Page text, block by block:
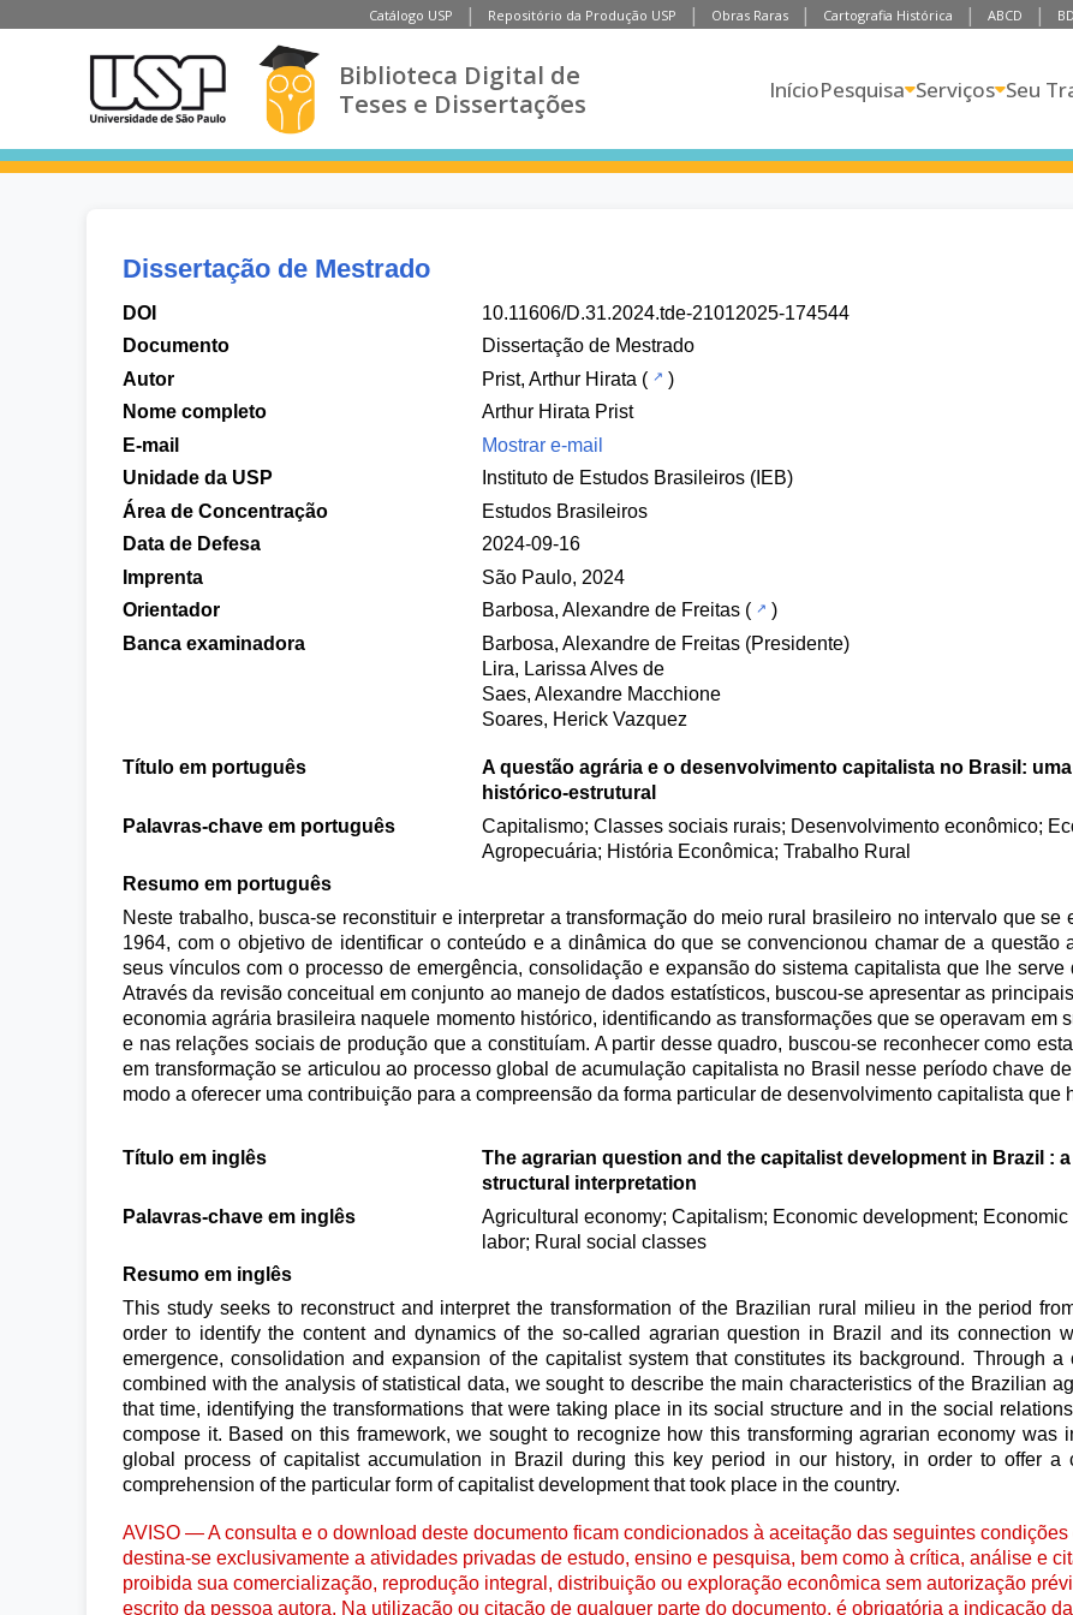
Catálogo USP Repositório da Produção USP Obras Raras Cartografia Histórica ABCD
Biblioteca Digital de
Teses e Dissertações
InícioPesquisa Serviços Seu
Dissertação de Mestrado
DOI
10.11606/D.31.2024.tde-21012025-174544
Documento
Dissertação de Mestrado
Autor
Prist, Arthur Hirata (
)
Nome completo
Arthur Hirata Prist
E-mail
Mostrar e-mail
Unidade da USP
Instituto de Estudos Brasileiros (IEB)
Área de Concentração
Estudos Brasileiros
Data de Defesa
2024-09-16
Imprenta
São Paulo, 2024
Orientador
Barbosa, Alexandre de Freitas (
)
Banca examinadora
Barbosa, Alexandre de Freitas (Presidente)
Lira, Larissa Alves de
Saes, Alexandre Macchione
Soares, Herick Vazquez
Título em português
A questão agrária e o desenvolvimento capitalista no Brasil:
histórico-estrutural
Palavras-chave em português
Capitalismo; Classes sociais rurais; Desenvolvimento econômico;
Agropecuária; História Econômica; Trabalho Rural
Resumo em português
Neste trabalho, busca-se reconstituir e interpretar a transformação do meio rural brasileiro no intervalo que se
1964, com o objetivo de identificar o conteúdo e a dinâmica do que se convencionou chamar de a questão
seus vínculos com o processo de emergência, consolidação e expansão do sistema capitalista que lhe serve
Através da revisão conceitual em conjunto ao manejo de dados estatísticos, buscou-se apresentar as
economia agrária brasileira naquele momento histórico, identificando as transformações que se operavam em
e nas relações sociais de produção que a constituíam. A partir desse quadro, buscou-se reconhecer como
em transformação se articulou ao processo global de acumulação capitalista no Brasil nesse período chave
modo a oferecer uma contribuição para a compreensão da forma particular de desenvolvimento capitalista que
Título em inglês
The agrarian question and the capitalist development in Brazil :
structural interpretation
Palavras-chave em inglês
Agricultural economy; Capitalism; Economic development; Economic
labor; Rural social classes
Resumo em inglês
This study seeks to reconstruct and interpret the transformation of the Brazilian rural milieu in the period
order to identify the content and dynamics of the so-called agrarian question in Brazil and its connection
emergence, consolidation and expansion of the capitalist system that constitutes its background. Through a
combined with the analysis of statistical data, we sought to describe the main characteristics of the Brazilian
that time, identifying the transformations that were taking place in its social structure and in the social
compose it. Based on this framework, we sought to recognize how this transforming agrarian economy was
global process of capitalist accumulation in Brazil during this key period in our history, in order to offer a
comprehension of the particular form of capitalist development that took place in the country.
AVISO — A consulta e o download deste documento ficam condicionados à aceitação das seguintes condições
destina-se exclusivamente a atividades privadas de estudo, ensino e pesquisa, bem como à crítica, análise e
proibida sua comercialização, reprodução integral, distribuição ou exploração econômica sem autorização
escrito da pessoa autora. Na utilização ou citação de qualquer parte do documento, é obrigatória a indicação